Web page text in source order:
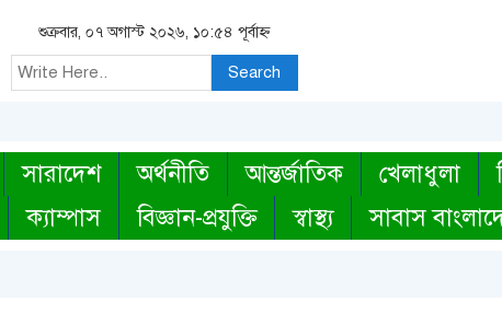
শুক্রবার, ০৭ অগাস্ট ২০২৬, ১০:৫৪ পূর্বাহ্ন
Search
সারাদেশ অর্থনীতি আন্তর্জাতিক খেলাধুলা
ক্যাম্পাস বিজ্ঞান-প্রযুক্তি স্বাস্থ্য সাবাস